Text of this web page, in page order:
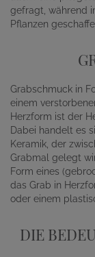
gefragt, während
Pflanzen
Grabschmuck in
einem
Herzform ist der
Dabei handelt es
Keramik, der
Grabmal gelegt
Form eines
das Grab in
oder einem
DIE